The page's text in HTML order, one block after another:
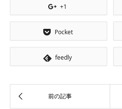
+1
Pocket
feedly